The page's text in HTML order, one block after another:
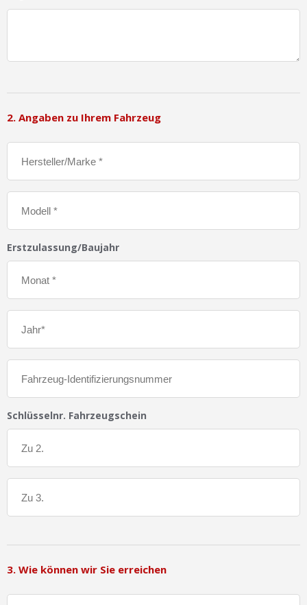
2. Angaben zu Ihrem Fahrzeug
Erstzulassung/Baujahr
Schlüsselnr. Fahrzeugschein
3. Wie können wir Sie erreichen